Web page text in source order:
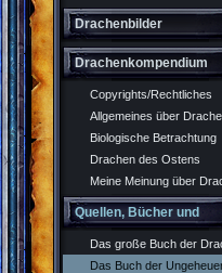
Drachenbilder
Drachenkompendium
Copyrights/Rechtliches
Allgemeines über
Biologische Betrachtung
Drachen des Ostens
Meine Meinung über
Quellen, Bücher und
Rollenspiel
Das große Buch der
Das Buch der